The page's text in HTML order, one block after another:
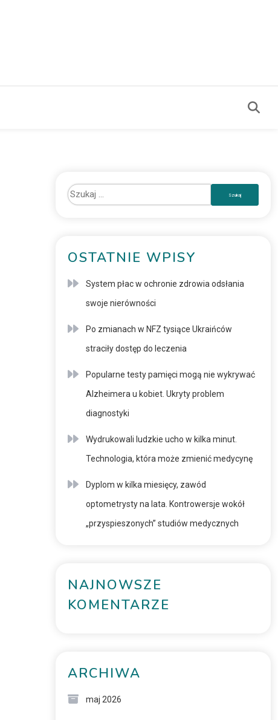
OSTATNIE WPISY
System płac w ochronie zdrowia odsłania
swoje nierówności
Po zmianach w NFZ tysiące Ukraińców
straciły dostęp do leczenia
Popularne testy pamięci mogą nie wykrywać
Alzheimera u kobiet. Ukryty problem
diagnostyki
Wydrukowali ludzkie ucho w kilka minut.
Technologia, która może zmienić medycynę
Dyplom w kilka miesięcy, zawód
optometrysty na lata. Kontrowersje wokół
„przyspieszonych” studiów medycznych
NAJNOWSZE
KOMENTARZE
ARCHIWA
maj 2026